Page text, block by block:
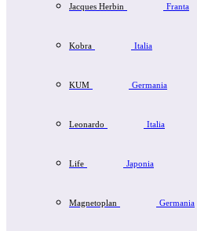
Jacques Herbin Franta
Kobra Italia
KUM Germania
Leonardo Italia
Life Japonia
Magnetoplan Germania